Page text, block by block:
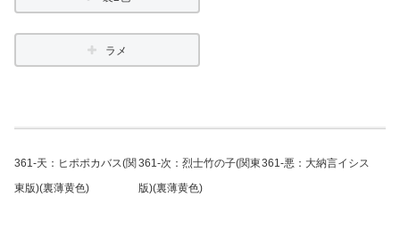
ラメ
361-天：ヒポポカバス(関
東版)(裏薄黄色)
361-次：烈士竹の子(関東
版)(裏薄黄色)
361-悪：大納言イシス